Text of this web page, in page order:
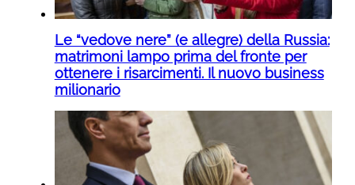
Le “vedove nere” (e allegre) della Russia:
matrimoni lampo prima del fronte per
ottenere i risarcimenti. Il nuovo business
milionario